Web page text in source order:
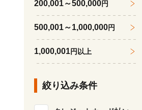
200,001～500,000円
500,001～1,000,000円
1,000,001円以上
絞り込み条件